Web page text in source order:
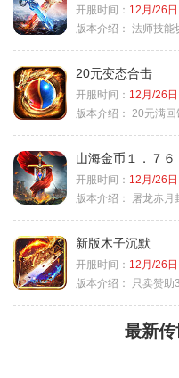
开服时间： 12月/26日
版本介绍： 法师技能切
20元变态合击
开服时间： 12月/26日
版本介绍： 20元满回
山海金币１．７６
开服时间： 12月/26日
版本介绍：
屠龙赤月
新版木子沉默
开服时间： 12月/26日
版本介绍：
只卖赞助
最新